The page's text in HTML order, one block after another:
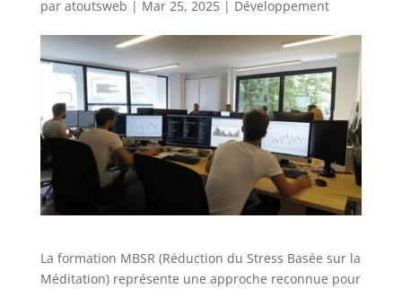
par atoutsweb | Mar 25, 2025| Développement
La formation MBSR (Réduction du Stress Basée sur la
Méditation) représente une approche reconnue pour